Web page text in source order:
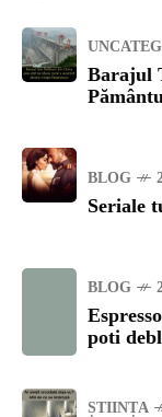
Barajul
BLOG
Seriale
BLOG
poti
ȘTIINȚA